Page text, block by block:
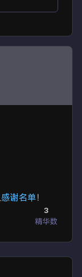
感谢名单！
3
精华数